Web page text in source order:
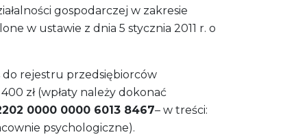
gospodarczej w zakresie
w ustawie z dnia 5 stycznia 2011 r. o
do rejestru przedsiębiorców
zł (wpłaty należy dokonać
0000 0000 6013 8467– w treści:
psychologiczne).